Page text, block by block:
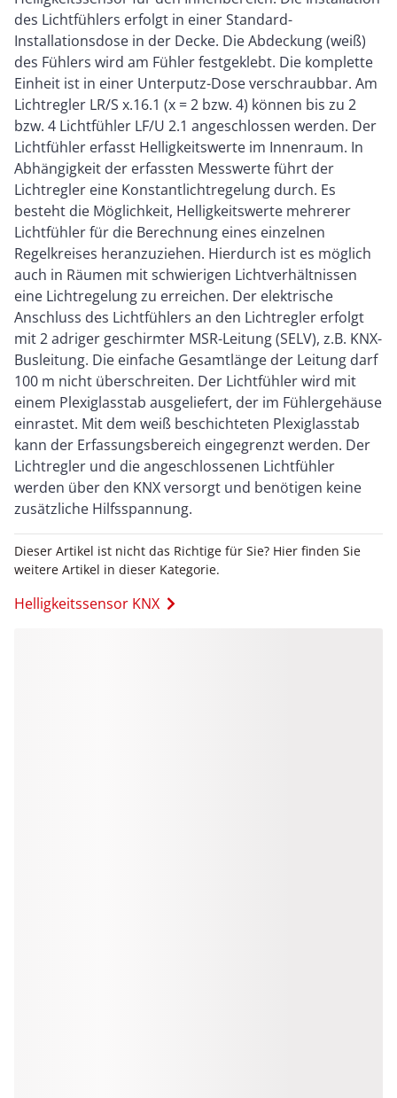
des Lichtfühlers erfolgt in einer Standard-
Installationsdose in der Decke. Die Abdeckung (weiß)
des Fühlers wird am Fühler festgeklebt. Die komplette
Einheit ist in einer Unterputz-Dose verschraubbar. Am
Lichtregler LR/S x.16.1 (x = 2 bzw. 4) können bis zu 2
bzw. 4 Lichtfühler LF/U 2.1 angeschlossen werden. Der
Lichtfühler erfasst Helligkeitswerte im Innenraum. In
Abhängigkeit der erfassten Messwerte führt der
Lichtregler eine Konstantlichtregelung durch. Es
besteht die Möglichkeit, Helligkeitswerte mehrerer
Lichtfühler für die Berechnung eines einzelnen
Regelkreises heranzuziehen. Hierdurch ist es möglich
auch in Räumen mit schwierigen Lichtverhältnissen
eine Lichtregelung zu erreichen. Der elektrische
Anschluss des Lichtfühlers an den Lichtregler erfolgt
mit 2 adriger geschirmter MSR-Leitung (SELV), z.B. KNX-
Busleitung. Die einfache Gesamtlänge der Leitung darf
100 m nicht überschreiten. Der Lichtfühler wird mit
einem Plexiglasstab ausgeliefert, der im Fühlergehäuse
einrastet. Mit dem weiß beschichteten Plexiglasstab
kann der Erfassungsbereich eingegrenzt werden. Der
Lichtregler und die angeschlossenen Lichtfühler
werden über den KNX versorgt und benötigen keine
zusätzliche Hilfsspannung.
Dieser Artikel ist nicht das Richtige für Sie? Hier finden Sie
weitere Artikel in dieser Kategorie.
Helligkeitssensor KNX